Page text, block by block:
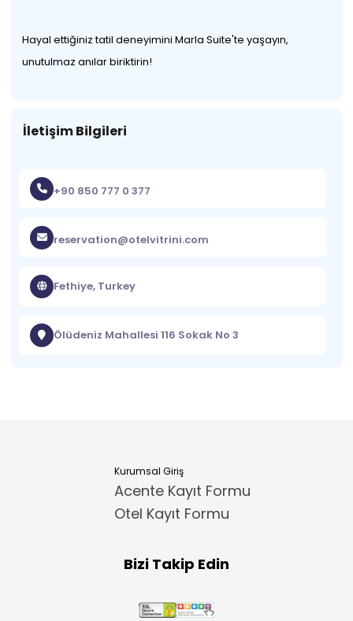
Hayal ettiğiniz tatil deneyimini Marla Suite'te yaşayın,
unutulmaz anılar biriktirin!
İletişim Bilgileri
+90 850 777 0 377
reservation@otelvitrini.com
Fethiye, Turkey
Ölüdeniz Mahallesi 116 Sokak No 3
Kurumsal Giriş
Acente Kayıt Formu
Otel Kayıt Formu
Bizi Takip Edin